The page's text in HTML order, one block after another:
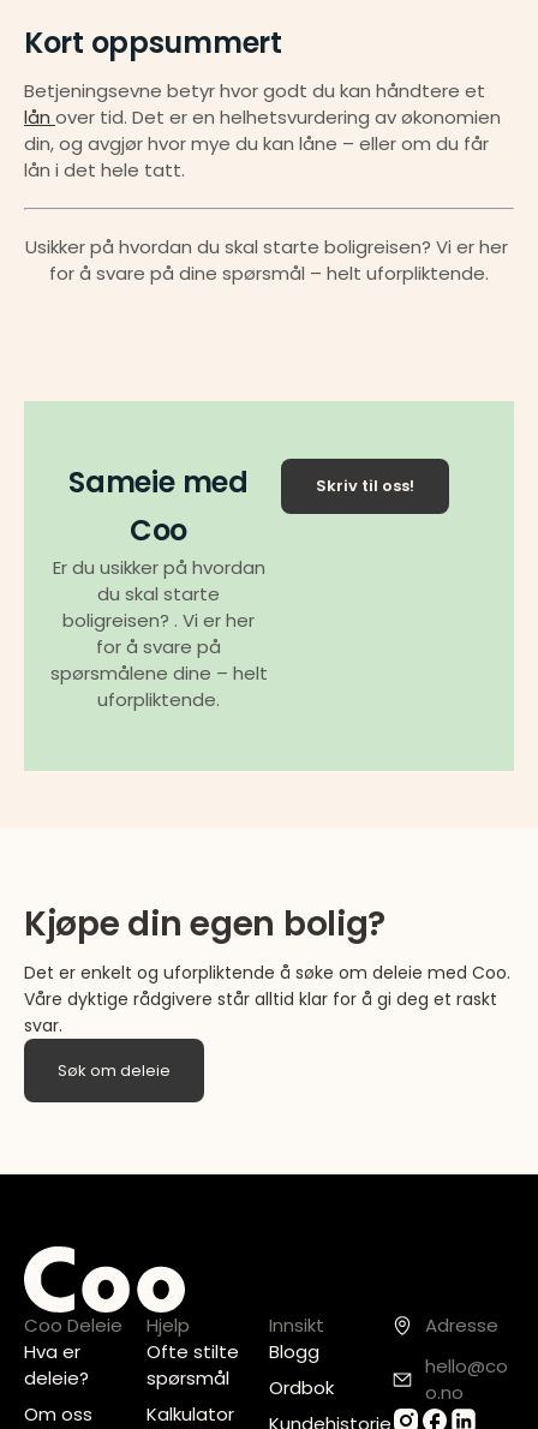
Kort oppsummert
lån over tid. Det er en helhetsvurdering av økonomien
din, og avgjør hvor mye du kan låne – eller om du får
lån i det hele tatt.
Usikker på hvordan du skal starte boligreisen? Vi er her
for å svare på dine spørsmål – helt uforpliktende.
Sameie med
Coo
Er du usikker på hvordan
du skal starte
boligreisen? . Vi er her
for å svare på
spørsmålene dine – helt
uforpliktende.
Skriv til oss!
Kjøpe din egen bolig?
Det er enkelt og uforpliktende å søke om deleie med Coo.
Våre dyktige rådgivere står alltid klar for å gi deg et raskt
svar.
Søk om deleie
Coo Deleie
Hva er
deleie?
Om oss
Hjelp
Ofte stilte
spørsmål
Kalkulator
Innsikt
Blogg
Ordbok
Kundehistorie
Adresse
hello@co
o.no